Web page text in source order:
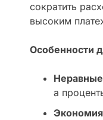
сократить
высоким
Особенности
а
Экономия